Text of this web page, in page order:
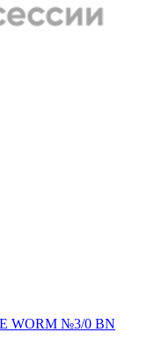
WORM №3/0 BN